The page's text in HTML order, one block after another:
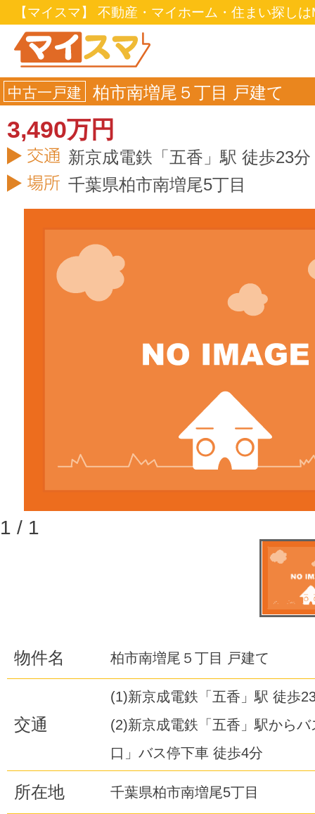
【マイスマ】 不動産・マイホーム・住まい探し
中古一戸建 柏市南増尾５丁目 戸建て
3,490万円
新京成電鉄「五香」駅 徒歩23分
千葉県柏市南増尾5丁目
1 / 1
物件名 柏市南増尾５丁目 戸建て
交通
(1)新京成電鉄「五香」駅 徒歩
(2)新京成電鉄「五香」駅から
口」バス停下車 徒歩4分
所在地 千葉県柏市南増尾5丁目